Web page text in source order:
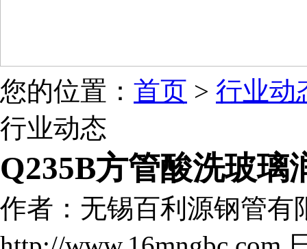
您的位置： 首页 > 行业动
行业动态
Q235B方管酸洗玻璃
作者：无锡百利源钢管有